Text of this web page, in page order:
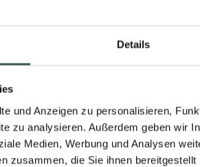
Details
und Anzeigen zu personalisieren,
zu analysieren. Außerdem geben wir
Medien, Werbung und Analysen
zusammen, die Sie ihnen